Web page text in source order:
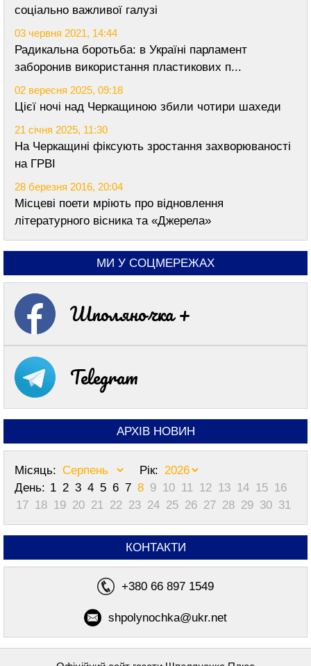
соціально важливої галузі
03 червня 2021, 14:44
Радикальна боротьба: в Україні парламент
заборонив використання пластикових п...
02 вересня 2025, 09:18
Цієї ночі над Черкащиною збили чотири шахеди
21 січня 2025, 11:30
На Черкащині фіксують зростання захворюваності
на ГРВІ
28 березня 2016, 20:04
Місцеві поети мріють про відновлення
літературного вісника та «Джерела»
МИ У СОЦМЕРЕЖАХ
Шполяночка +
Telegram
АРХІВ НОВИН
Місяць:
Рік:
День: 1 2 3 4 5 6 7 8 9 10 11 12 13 14 15 16
17 18 19 20 21 22 23 24 25 26 27 28 29 30 31
КОНТАКТИ
+380 66 897 1549
shpolynochka@ukr.net